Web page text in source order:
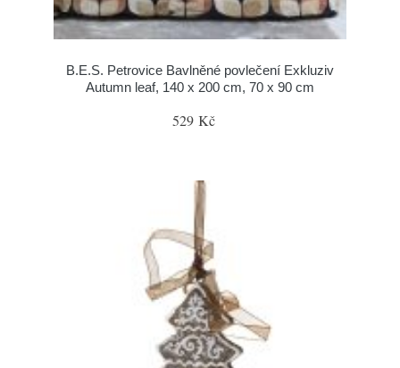
B.E.S. Petrovice Bavlněné povlečení Exkluziv
Autumn leaf, 140 x 200 cm, 70 x 90 cm
529 Kč